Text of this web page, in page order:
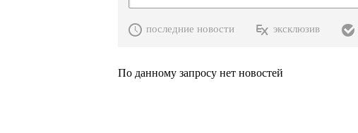
последние новости эксклюзив
По данному запросу нет новостей